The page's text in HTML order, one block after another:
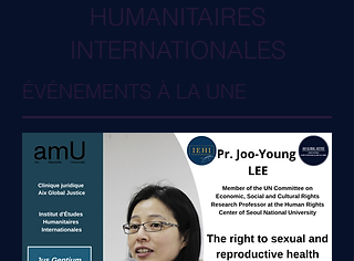
HUMANITAIRES
INTERNATIONALES
ÉVÉNEMENTS À LA UNE